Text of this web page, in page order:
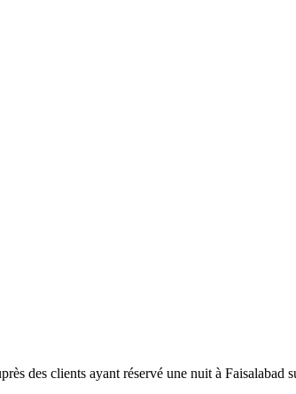
des clients ayant réservé une nuit à